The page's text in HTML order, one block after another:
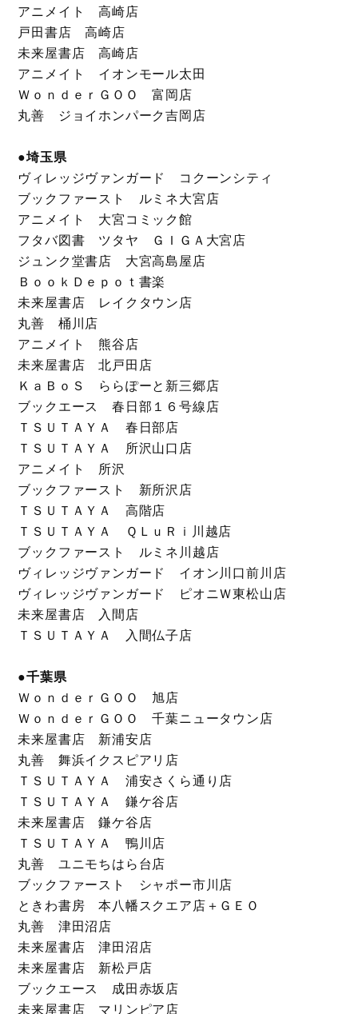
アニメイト 高崎店
戸田書店 高崎店
未来屋書店 高崎店
アニメイト イオンモール太田
ＷｏｎｄｅｒＧＯＯ 富岡店
丸善 ジョイホンパーク吉岡店
●埼玉県
ヴィレッジヴァンガード コクーンシティ
ブックファースト ルミネ大宮店
アニメイト 大宮コミック館
フタバ図書 ツタヤ ＧＩＧＡ大宮店
ジュンク堂書店 大宮高島屋店
ＢｏｏｋＤｅｐｏｔ書楽
未来屋書店 レイクタウン店
丸善 桶川店
アニメイト 熊谷店
未来屋書店 北戸田店
ＫａＢｏＳ ららぽーと新三郷店
ブックエース 春日部１６号線店
ＴＳＵＴＡＹＡ 春日部店
ＴＳＵＴＡＹＡ 所沢山口店
アニメイト 所沢
ブックファースト 新所沢店
ＴＳＵＴＡＹＡ 高階店
ＴＳＵＴＡＹＡ ＱＬｕＲｉ川越店
ブックファースト ルミネ川越店
ヴィレッジヴァンガード イオン川口前川店
ヴィレッジヴァンガード ピオニＷ東松山店
未来屋書店 入間店
ＴＳＵＴＡＹＡ 入間仏子店
●千葉県
ＷｏｎｄｅｒＧＯＯ 旭店
ＷｏｎｄｅｒＧＯＯ 千葉ニュータウン店
未来屋書店 新浦安店
丸善 舞浜イクスピアリ店
ＴＳＵＴＡＹＡ 浦安さくら通り店
ＴＳＵＴＡＹＡ 鎌ケ谷店
未来屋書店 鎌ケ谷店
ＴＳＵＴＡＹＡ 鴨川店
丸善 ユニモちはら台店
ブックファースト シャポー市川店
ときわ書房 本八幡スクエア店＋ＧＥＯ
丸善 津田沼店
未来屋書店 津田沼店
未来屋書店 新松戸店
ブックエース 成田赤坂店
未来屋書店 マリンピア店